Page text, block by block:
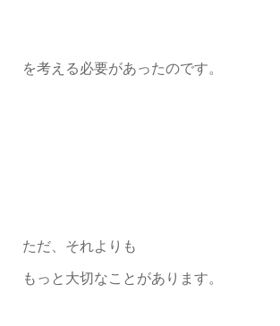
を考える必要があったのです。
ただ、それよりも
もっと大切なことがあります。